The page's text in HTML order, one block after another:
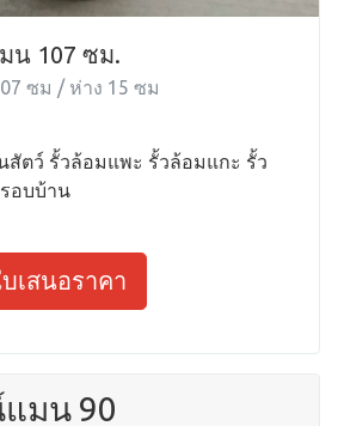
น 107 ซม.
ซม / ห่าง 15 ซม
สัตว์ รั้วล้อมแพะ รั้วล้อมแกะ รั้ว
อบบ้าน
เสนอราคา
มน 90